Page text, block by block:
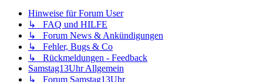
Hinweise für Forum User
↳ FAQ und HILFE
↳ Forum News & Ankündigungen
↳ Fehler, Bugs & Co
↳ Rückmeldungen - Feedback
Samstag13Uhr Allgemein
↳ Forum Samstag13Uhr